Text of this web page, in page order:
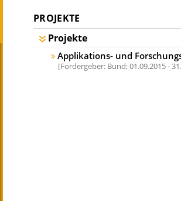
PROJEKTE
Projekte
Applikations- und
Fördergeber: Bund;01.09.2015 -